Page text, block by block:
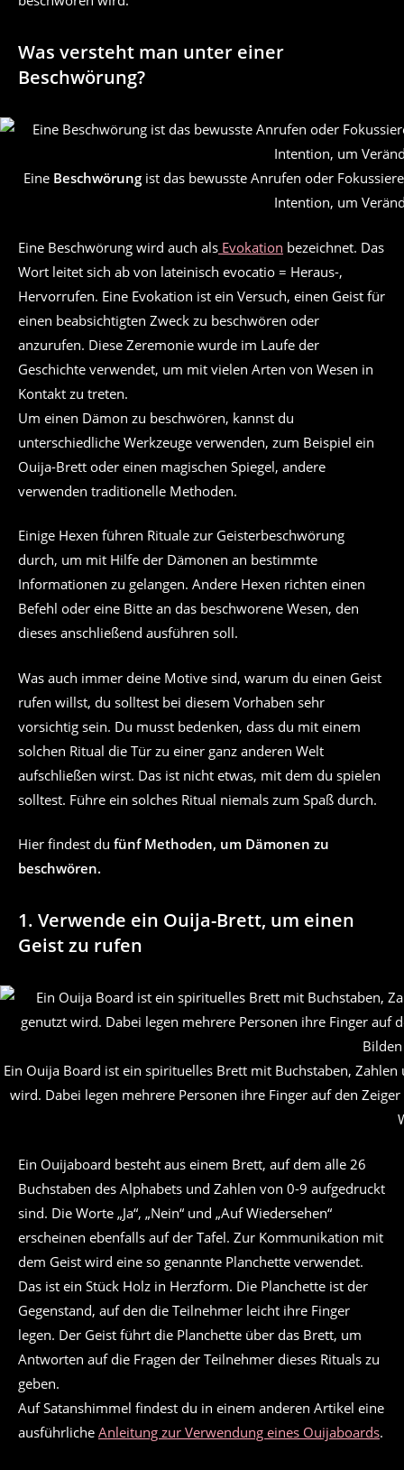
Was versteht man unter einer
Beschwörung?
Eine Beschwörungist das bewusste Anrufen oder
Intention, um
Eine Beschwörung wird auch als Evokation bezeichnet. Das
Wort leitet sich ab von lateinisch evocatio = Heraus-,
Hervorrufen. Eine Evokation ist ein Versuch, einen Geist für
einen beabsichtigten Zweck zu beschwören oder
anzurufen. Diese Zeremonie wurde im Laufe der
Geschichte verwendet, um mit vielen Arten von Wesen in
Kontakt zu treten.
Um einen Dämon zu beschwören, kannst du
unterschiedliche Werkzeuge verwenden, zum Beispiel ein
Ouija-Brett oder einen magischen Spiegel, andere
verwenden traditionelle Methoden.
Einige Hexen führen Rituale zur Geisterbeschwörung
durch, um mit Hilfe der Dämonen an bestimmte
Informationen zu gelangen. Andere Hexen richten einen
Befehl oder eine Bitte an das beschworene Wesen, den
dieses anschließend ausführen soll.
Was auch immer deine Motive sind, warum du einen Geist
rufen willst, du solltest bei diesem Vorhaben sehr
vorsichtig sein. Du musst bedenken, dass du mit einem
solchen Ritual die Tür zu einer ganz anderen Welt
aufschließen wirst. Das ist nicht etwas, mit dem du spielen
solltest. Führe ein solches Ritual niemals zum Spaß durch.
Hier findest du fünf Methoden, um Dämonen zu
beschwören.
1. Verwende ein Ouija-Brett, um einen
Geist zu rufen
Ein Ouija Board ist ein spirituelles Brett mit Buchstaben,
wird. Dabei legen mehrere Personen ihre Finger auf den
Ein Ouijaboard besteht aus einem Brett, auf dem alle 26
Buchstaben des Alphabets und Zahlen von 0-9 aufgedruckt
sind. Die Worte „Ja“, „Nein“ und „Auf Wiedersehen“
erscheinen ebenfalls auf der Tafel. Zur Kommunikation mit
dem Geist wird eine so genannte Planchette verwendet.
Das ist ein Stück Holz in Herzform. Die Planchette ist der
Gegenstand, auf den die Teilnehmer leicht ihre Finger
legen. Der Geist führt die Planchette über das Brett, um
Antworten auf die Fragen der Teilnehmer dieses Rituals zu
geben.
Auf Satanshimmel findest du in einem anderen Artikel eine
ausführliche Anleitung zur Verwendung eines Ouijaboards.